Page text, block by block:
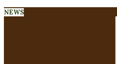
NEWS